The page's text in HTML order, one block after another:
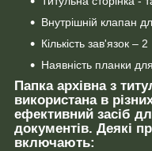
Внутрішній клапан
Кількість зав'язок – 2
Наявність планки
Папка архівна з
використана в
ефективний засіб
документів. Деякі
включають: